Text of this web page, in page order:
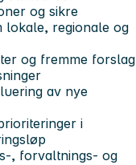
og sikre
lokale, regionale og
og fremme forslag
av nye
i
, forvaltnings- og